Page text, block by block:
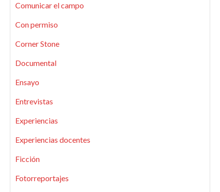
Comunicar el campo
Con permiso
Corner Stone
Documental
Ensayo
Entrevistas
Experiencias
Experiencias docentes
Ficción
Fotorreportajes